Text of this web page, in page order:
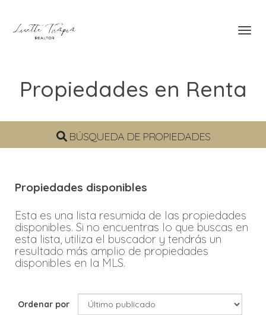
Propiedades en Renta
BÚSQUEDA DE PROPIEDADES
Propiedades disponibles
Esta es una lista resumida de las propiedades
disponibles. Si no encuentras lo que buscas en
esta lista, utiliza el buscador y tendrás un
resultado más amplio de propiedades
disponibles en la MLS.
Ordenar por